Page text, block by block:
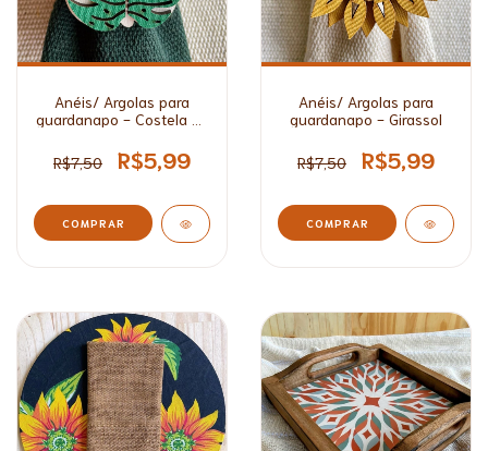
Anéis/ Argolas para
guardanapo - Costela de
R$7,50
R$5,99
Anéis/ Argolas para
guardanapo - Girassol
R$7,50 R$5,99